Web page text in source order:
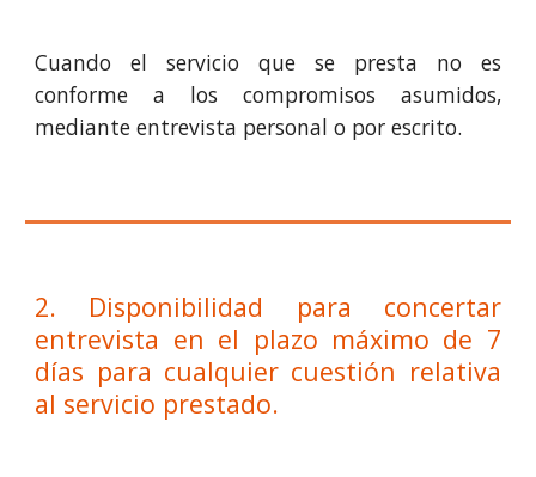
Cuando el servicio que se presta no es
conforme a los compromisos asumidos,
mediante entrevista personal o por escrito.
2. Disponibilidad para concertar
entrevista en el plazo máximo de 7
días para cualquier cuestión relativa
al servicio prestado.